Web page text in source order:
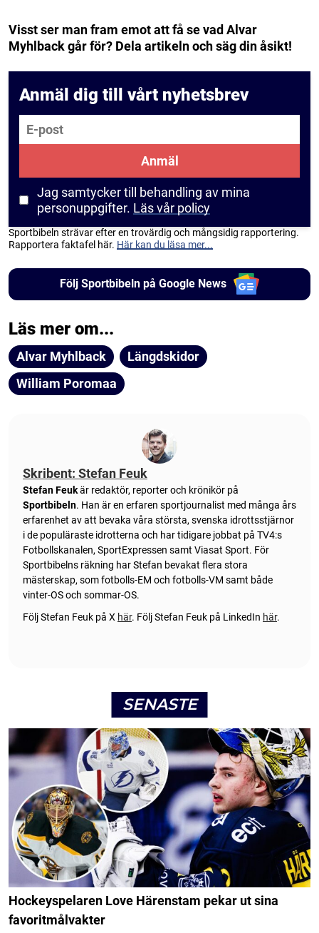
Visst ser man fram emot att få se vad Alvar
Myhlback går för? Dela artikeln och säg din åsikt!
Anmäl dig till vårt nyhetsbrev
E-post
Anmäl
Jag samtycker till behandling av mina
personuppgifter. Läs vår policy
Sportbibeln strävar efter en trovärdig och mångsidig rapportering.
Rapportera faktafel här. Här kan du läsa mer...
Följ Sportbibeln på Google News
Läs mer om...
Alvar Myhlback
Längdskidor
William Poromaa
Skribent: Stefan Feuk
Stefan Feukär redaktör, reporter och krönikör på
Sportbibeln. Han är en erfaren sportjournalist med många års
erfarenhet av att bevaka våra största, svenska idrottsstjärnor
i de populäraste idrotterna och har tidigare jobbat på TV4:s
Fotbollskanalen, SportExpressen samt Viasat Sport. För
Sportbibelns räkning har Stefan bevakat flera stora
mästerskap, som fotbolls-EM och fotbolls-VM samt både
vinter-OS och sommar-OS.
Följ Stefan Feuk på X här. Följ Stefan Feuk på LinkedIn här.
SENASTE
Hockeyspelaren Love Härenstam pekar ut sina
favoritmålvakter